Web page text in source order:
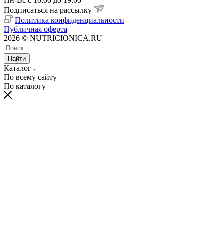
Подписаться на рассылку
Политика конфиденциальности
Публичная оферта
2026 © NUTRICIONICA.RU
Найти
Каталог
По всему сайту
По каталогу